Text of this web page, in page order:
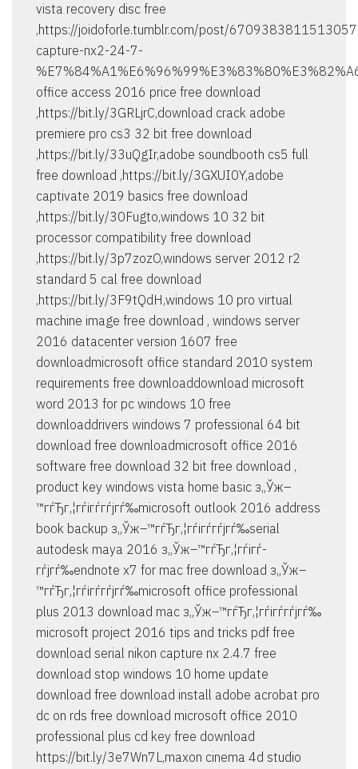
vista recovery disc free
,https://joidoforle.tumblr.com/post/
capture-nx2-24-7-
office access 2016 price free download
,https://bit.ly/3GRLjrC,download crack adobe
premiere pro cs3 32 bit free download
,https://bit.ly/33uQgIr,adobe soundbooth cs5 full
free download ,https://bit.ly/3GXUI0Y,adobe
captivate 2019 basics free download
,https://bit.ly/30Fugto,windows 10 32 bit
processor compatibility free download
,https://bit.ly/3p7zozO,windows server 2012 r2
standard 5 cal free download
,https://bit.ly/3F9tQdH,windows 10 pro virtual
machine image free download , windows server
2016 datacenter version 1607 free
downloadmicrosoft office standard 2010 system
requirements free downloaddownload microsoft
word 2013 for pc windows 10 free
downloaddrivers windows 7 professional 64 bit
download free downloadmicrosoft office 2016
software free download 32 bit free download ,
product key windows vista home basic з„Ўж–
™гѓЂг‚¦гѓігѓ­гѓјгѓ‰microsoft outlook 2016 address
book backup з„Ўж–™гѓЂг‚¦гѓігѓ­гѓјгѓ‰serial
autodesk maya 2016 з„Ўж–™гѓЂг‚¦гѓігѓ­
гѓјгѓ‰endnote x7 for mac free download з„Ўж–
™гѓЂг‚¦гѓігѓ­гѓјгѓ‰microsoft office professional
plus 2013 download mac з„Ўж–™гѓЂг‚¦гѓігѓ­гѓјгѓ‰
microsoft project 2016 tips and tricks pdf free
download serial nikon capture nx 2.4.7 free
download stop windows 10 home update
download free download install adobe acrobat pro
dc on rds free download microsoft office 2010
professional plus cd key free download
https://bit.ly/3e7Wn7L,maxon cinema 4d studio